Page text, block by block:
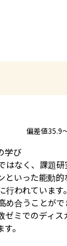
偏差値35.9
学び
はなく、課題研
といった能動的
われています。
め合うことが
ゼミでのディス
。